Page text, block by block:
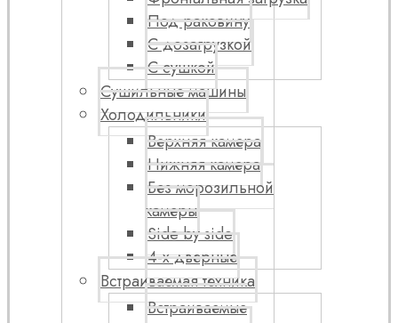
Под раковину
С дозагрузкой
С сушкой
Сушильные машины
Холодильники
Верхняя камера
Нижняя камера
Без морозильной
камеры
Side by side
4-х дверные
Встраиваемая техника
Встраиваемые